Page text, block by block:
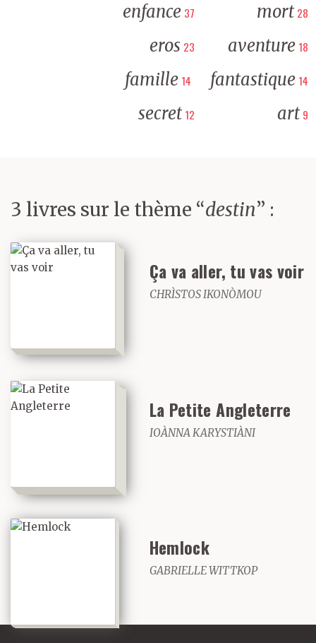
enfance 37 mort 28
eros 23 aventure 18
famille 14 fantastique 14
secret 12 art 9
3 livres sur le thème “destin” :
Ça va aller, tu vas voir
CHRÌSTOS IKONÒMOU
La Petite Angleterre
IOÀNNA KARYSTIÀNI
Hemlock
GABRIELLE WITTKOP